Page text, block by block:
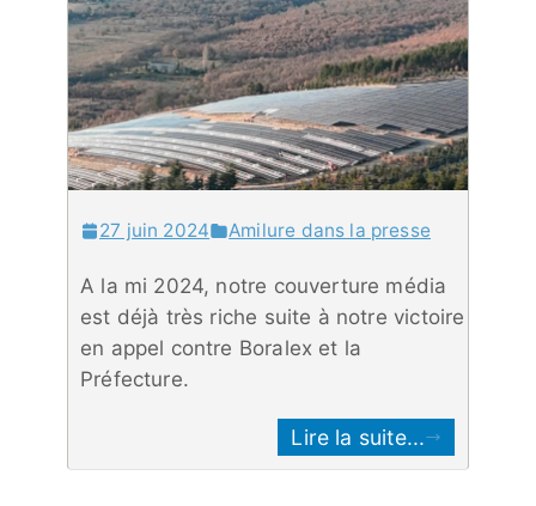
27 juin 2024 Amilure dans la presse
A la mi 2024, notre couverture média
est déjà très riche suite à notre victoire
en appel contre Boralex et la
Préfecture.
Lire la suite...